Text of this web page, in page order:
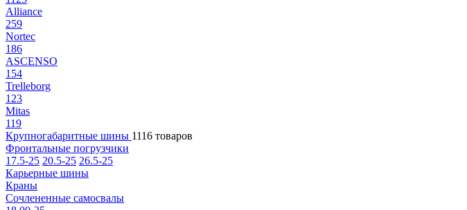
Alliance
259
Nortec
186
ASCENSO
154
Trelleborg
123
Mitas
119
Крупногабаритные шины 1116 товаров
Фронтальные погрузчики
17.5-25 20.5-25 26.5-25
Карьерные шины
Краны
Сочлененные самосвалы